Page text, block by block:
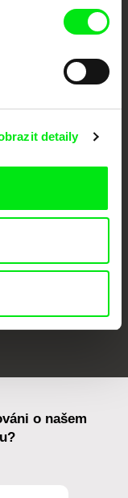
detaily
DOK Leipzig
du Réel
o našem